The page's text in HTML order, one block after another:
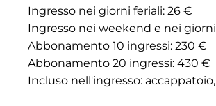
Ingresso nei giorni feriali: 26 €
Ingresso nei weekend e nei
Abbonamento 10 ingressi: 230 €
Abbonamento 20 ingressi: 430 €
Incluso nell'ingresso: